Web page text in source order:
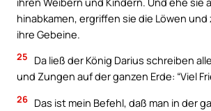
hinabkamen, ergriffen sie die Löwen und
ihre Gebeine.
25
Da ließ der König Darius schreiben
und Zungen auf der ganzen Erde: “Viel
26 Das ist mein Befehl, daß man in der